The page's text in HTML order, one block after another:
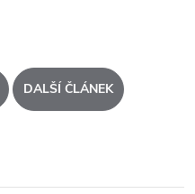
DALŠÍ ČLÁNEK